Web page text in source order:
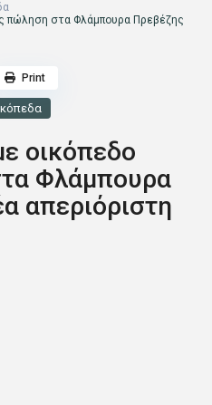
πώληση στα Φλάμπουρα Πρεβέζης
οικόπεδο
Φλάμπουρα
απεριόριστη
Print